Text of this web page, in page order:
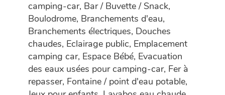
camping-car, Bar / Buvette / Snack,
Boulodrome, Branchements d'eau,
Branchements électriques, Douches
chaudes, Eclairage public, Emplacement
camping car, Espace Bébé, Evacuation
des eaux usées pour camping-car, Fer à
repasser, Fontaine / point d'eau potable,